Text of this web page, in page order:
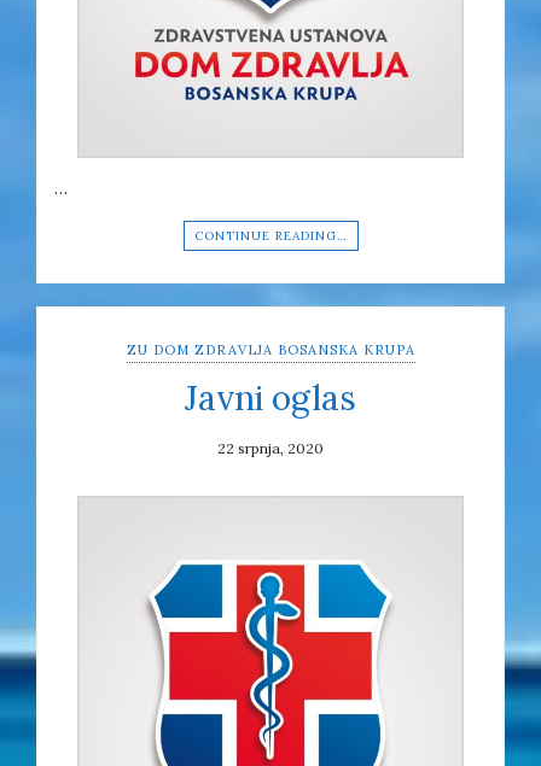
…
CONTINUE READING…
ZU DOM ZDRAVLJA BOSANSKA KRUPA
Javni oglas
22 srpnja, 2020